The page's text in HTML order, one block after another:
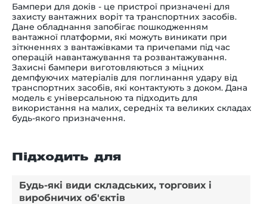
Бампери для доків - це пристрої призначені для
захисту вантажних воріт та транспортних засобів.
Дане обладнання запобігає пошкодженням
вантажної платформи, які можуть виникати при
зіткненнях з вантажівками та причепами під час
операцій навантажування та розвантажування.
Захисні бампери виготовляються з міцних
демпфуючих матеріалів для поглинання удару від
транспортних засобів, які контактують з доком. Дана
модель є універсальною та підходить для
використання на малих, середніх та великих складах
будь-якого призначення.
Підходить для
Будь-які види складських, торгових і
виробничих об'єктів